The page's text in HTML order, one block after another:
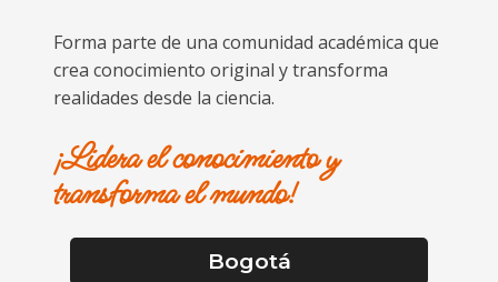
Forma parte de una comunidad académica que
crea conocimiento original y transforma
realidades desde la ciencia.
¡Lidera el conocimiento y
transforma el mundo!
Bogotá